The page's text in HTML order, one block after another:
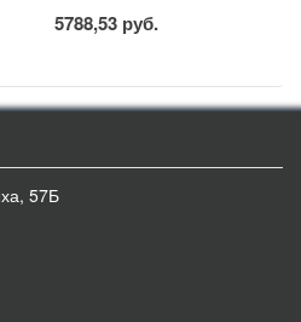
5788,53 руб.
57Б